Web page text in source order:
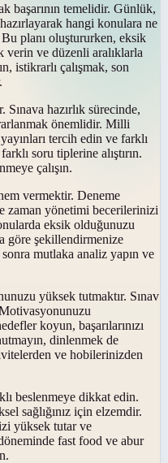
başarının temelidir. Günlük,
hangi konulara ne
Bu planı oluştururken, eksik
verin ve düzenli aralıklarla
istikrarlı çalışmak, son
hazırlık sürecinde,
önemlidir. Milli
tercih edin ve farklı
soru tiplerine alıştırın.
çalışın.
vermektir. Deneme
zaman yönetimi becerilerinizi
eksik olduğunuzu
göre şekillendirmenize
sonra mutlaka analiz yapın ve
yüksek tutmaktır. Sınav
koyun, başarılarınızı
dinlenmek de
ve hobilerinizden
beslenmeye dikkat edin.
sağlığınız için elzemdir.
yüksek tutar ve
fast food ve abur